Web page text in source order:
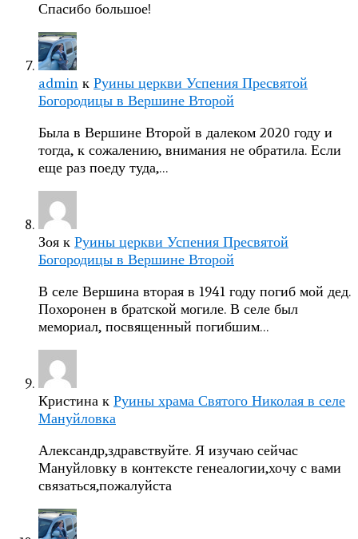
Спасибо большое!
admin к Руины церкви Успения Пресвятой
Богородицы в Вершине Второй
Была в Вершине Второй в далеком 2020 году и
тогда, к сожалению, внимания не обратила. Если
еще раз поеду туда,…
Зоя к Руины церкви Успения Пресвятой
Богородицы в Вершине Второй
В селе Вершина вторая в 1941 году погиб мой дед.
Похоронен в братской могиле. В селе был
мемориал, посвященный погибшим…
Кристина к Руины храма Святого Николая в селе
Мануйловка
Александр,здравствуйте. Я изучаю сейчас
Мануйловку в контексте генеалогии,хочу с вами
связаться,пожалуйста